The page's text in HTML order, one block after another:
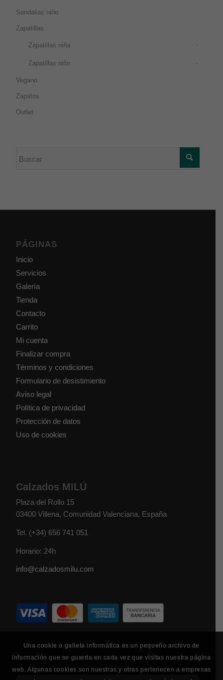
Sandalias niño
Zapatillas
Zapatillas niña
Zapatillas niño
Vegano
Zapatos
Outlet
PÁGINAS
Inicio
Servicios
Galería
Tienda
Contacto
Carrito
Mi cuenta
Finalizar compra
Términos y condiciones
Formulario de desistimiento
Aviso legal
Política de privacidad
Protección de datos
Uso de cookies
Calzados MILÚ
Plaza del Rollo 15
03400 Villena, Comunidad Valenciana, España
Tel. (+34) 656 741 051
Horario: 24h
info@calzadosmilu.com
Una cookie o galleta informática es un pequeño archivo de
información que se guarda en cada vez que visitas nuestra página
web. Algunas cookies son nuestras y otras pertenecen a empresas